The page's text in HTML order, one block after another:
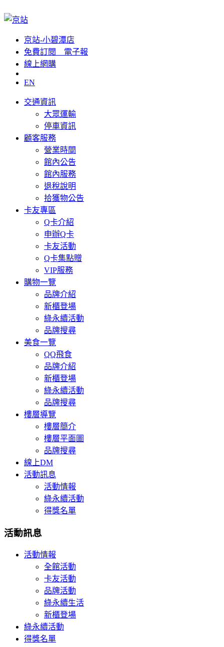
京站-小碧潭店
免費訂閱__電子報
線上網購
EN
交通資訊
大眾運輸
停車資訊
顧客服務
營業時間
館內公告
館內服務
退稅說明
拾獲物公告
卡友專區
Q卡介紹
申辦Q卡
卡友活動
Q卡集點贈
VIP服務
購物一覽
品牌介紹
新櫃登場
綠永續活動
品牌搜尋
美食一覽
QQ飛食
品牌介紹
新櫃登場
綠永續活動
品牌搜尋
樓層導覽
樓層簡介
樓層平面圖
品牌搜尋
線上DM
活動訊息
活動情報
綠永續活動
得獎名單
活動訊息
活動情報
全館活動
卡友活動
品牌活動
綠永續生活
新櫃登場
綠永續活動
得獎名單